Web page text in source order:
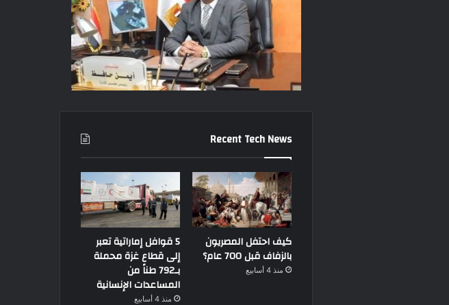
Recent Tech News
كيف احتفل المصريون
بالزفاف قبل 700 عام؟
منذ 4 أسابيع
5 قوافل إماراتية تعبر
إلى قطاع غزة محملة
بـ792 طناً من
المساعدات الإنسانية
منذ 4 أسابيع